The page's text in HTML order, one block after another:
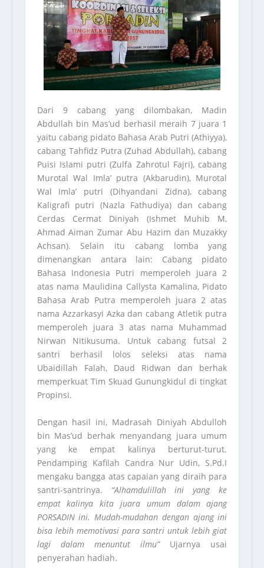
Dari 9 cabang yang dilombakan, Madin
Abdullah bin Mas’ud berhasil meraih 7 juara 1
yaitu cabang pidato Bahasa Arab Putri (Athiyya),
cabang Tahfidz Putra (Zuhad Abdullah), cabang
Puisi Islami putri (Zulfa Zahrotul Fajri), cabang
Murotal Wal Imla’ putra (Akbarudin), Murotal
Wal Imla’ putri (Dihyandani Zidna), cabang
Kaligrafi putri (Nazla Fathudiya) dan cabang
Cerdas Cermat Diniyah (Ishmet Muhib M,
Ahmad Aiman Zumar Abu Hazim dan Muzakky
Achsan). Selain itu cabang lomba yang
dimenangkan antara lain: Cabang pidato
Bahasa Indonesia Putri memperoleh juara 2
atas nama Maulidina Callysta Kamalina, Pidato
Bahasa Arab Putra memperoleh juara 2 atas
nama Azzarkasyi Azka dan cabang Atletik putra
memperoleh juara 3 atas nama Muhammad
Nirwan Nitikusuma. Untuk cabang futsal 2
santri berhasil lolos seleksi atas nama
Ubaidillah Falah, Daud Ridwan dan berhak
memperkuat Tim Skuad Gunungkidul di tingkat
Propinsi.
Dengan hasil ini, Madrasah Diniyah Abdulloh
bin Mas’ud berhak menyandang juara umum
yang ke empat kalinya berturut-turut.
Pendamping Kafilah Candra Nur Udin, S.Pd.I
mengaku bangga atas capaian yang diraih para
santri-santrinya. “Alhamdulillah ini yang ke
empat kalinya kita juara umum dalam ajang
PORSADIN ini. Mudah-mudahan dengan ajang ini
bisa lebih memotivasi para santri untuk lebih giat
lagi dalam menuntut ilmu” Ujarnya usai
penyerahan hadiah.